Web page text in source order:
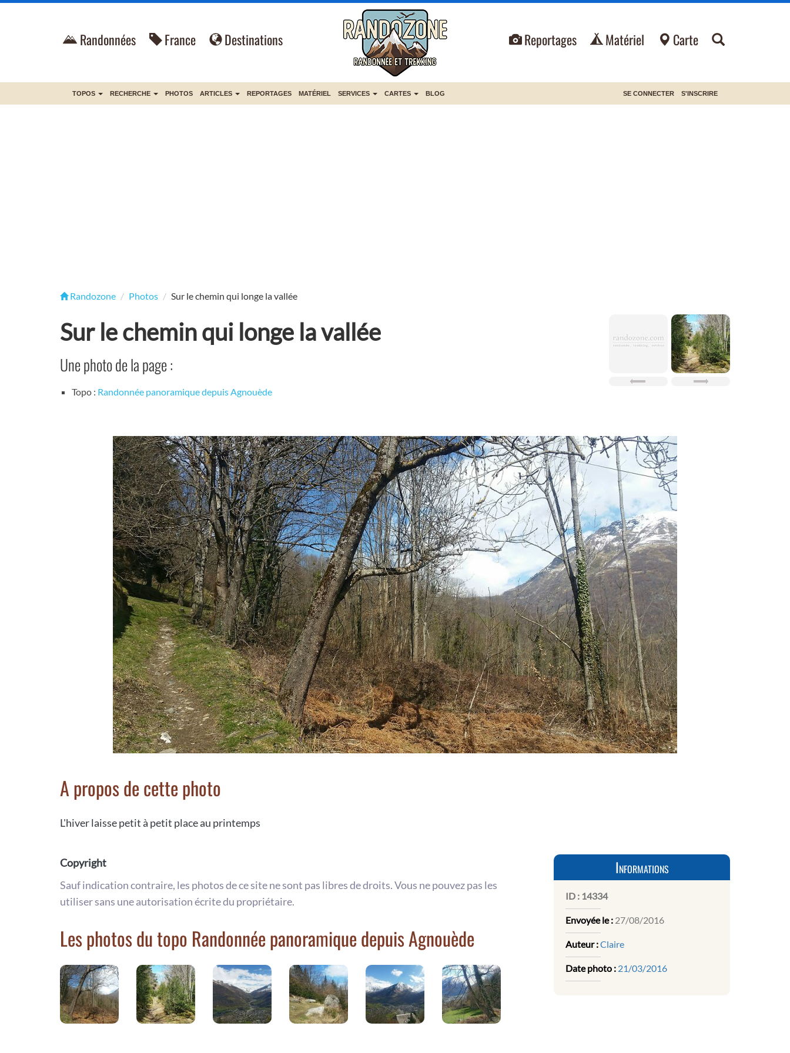
Randonnées France Destinations Reportages Matériel Carte
TOPOS RECHERCHE PHOTOS ARTICLES REPORTAGES MATÉRIEL SERVICES CARTES BLOG SE CONNECTER S'INSCRIRE
Randozone Photos Sur le chemin qui longe la vallée
Sur le chemin qui longe la vallée
Une photo de la page :
Topo : Randonnée panoramique depuis Agnouède
A propos de cette photo
L'hiver laisse petit à petit place au printemps
Copyright
Sauf indication contraire, les photos de ce site ne sont pas libres de droits. Vous ne pouvez pas les
utiliser sans une autorisation écrite du propriétaire.
Les photos du topo Randonnée panoramique depuis Agnouède
Informations
ID : 14334
Envoyée le : 27/08/2016
Auteur :Claire
Date photo : 21/03/2016